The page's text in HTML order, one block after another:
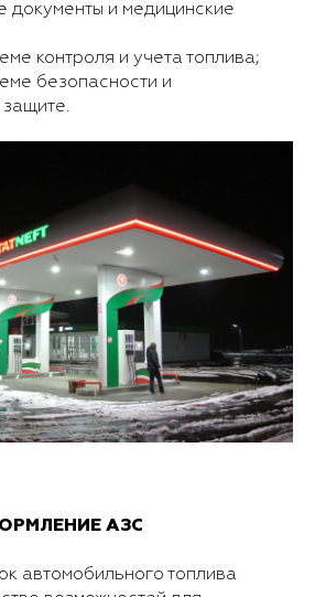
документы и медицинские
контроля и учета топлива;
безопасности и
АЗС
автомобильного топлива